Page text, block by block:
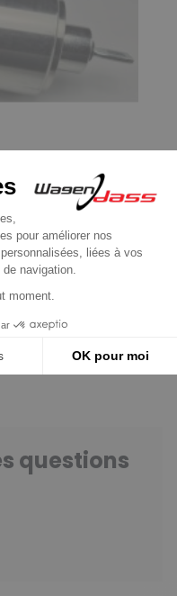
/
questions